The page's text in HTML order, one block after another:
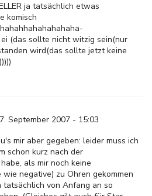
ja tatsächlich etwas
komisch
(das sollte nicht witzig sein(nur
wird(das sollte jetzt keine
September 2007 - 15:03
mir aber gegeben: leider muss ich
schon kurz nach der
als mir noch keine
negative) zu Ohren gekommen
tatsächlich von Anfang an so